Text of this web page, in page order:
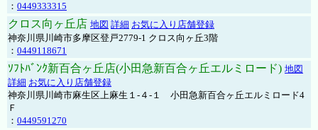
： 0449333315
クロス向ヶ丘店 地図 詳細 お気に入り店舗登録
神奈川県川崎市多摩区登戸2779-1 クロス向ヶ丘3階
： 0449118671
ｿﾌﾄﾊﾞﾝｸ新百合ヶ丘店(小田急新百合ヶ丘エルミロード) 地図
詳細 お気に入り店舗登録
神奈川県川崎市麻生区上麻生１-４-１ 小田急新百合ヶ丘エルミロード4
Ｆ
： 0449591270